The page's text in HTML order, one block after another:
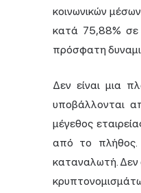
κοινωνικών
κατά 75,88% σε
πρόσφατη
Δεν είναι μια
υποβάλλονται
μέγεθος
από το πλήθος.
καταναλωτή. Δεν